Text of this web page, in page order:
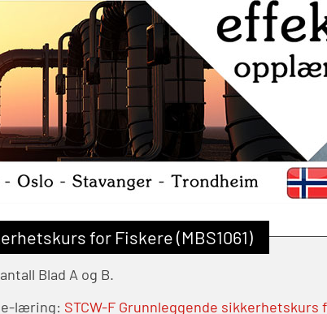
for Fiskere (MBS1061)
Blad A og B.
e-læring: STCW-F Grunnleggende